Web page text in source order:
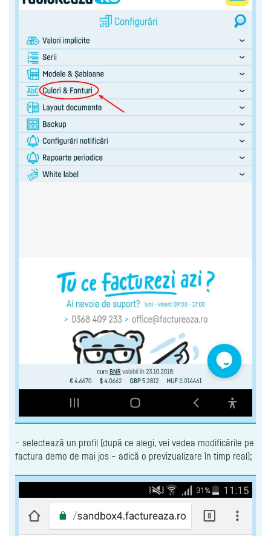
– selectează un profil (după ce alegi, vei vedea modificările pe
factura demo de mai jos – adică o previzualizare în timp real);